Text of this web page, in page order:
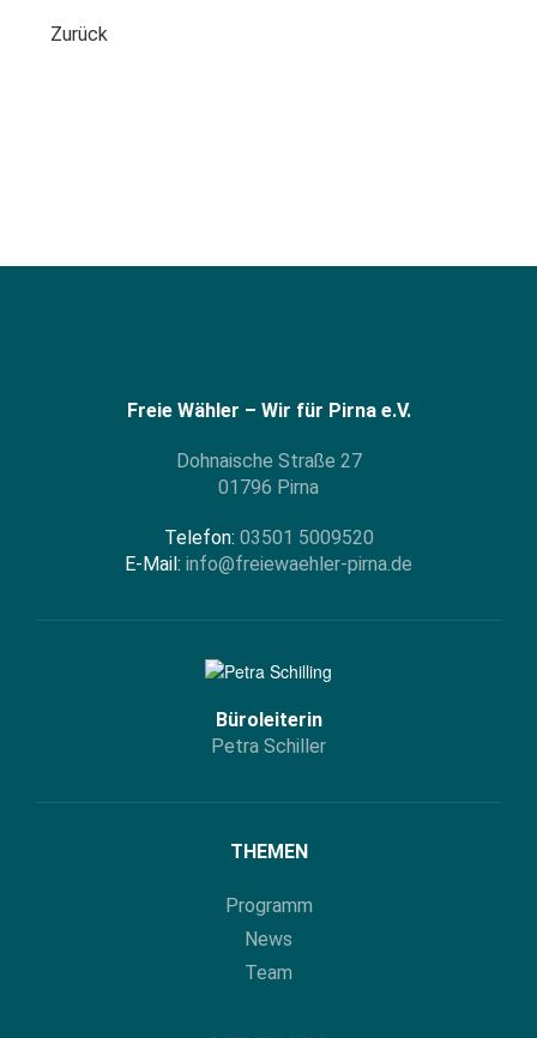
Zurück
Freie Wähler – Wir für Pirna e.V.
Dohnaische Straße 27
01796 Pirna
Telefon: 03501 5009520
E-Mail: info@freiewaehler-pirna.de
Büroleiterin
Petra Schiller
THEMEN
Programm
News
Team